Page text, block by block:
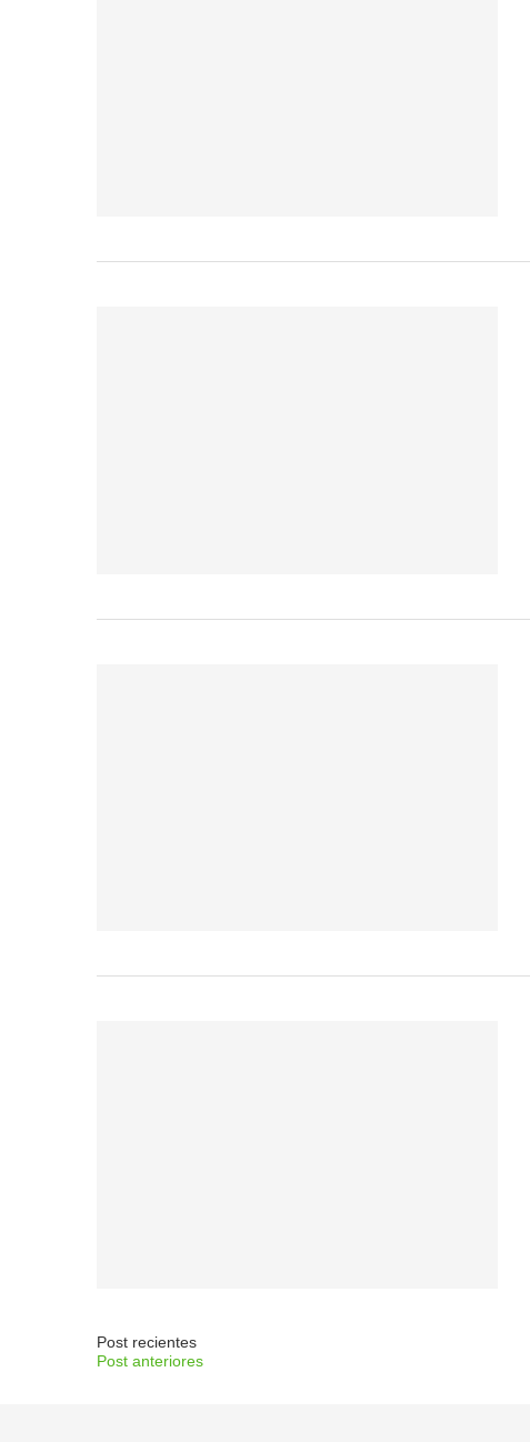
Post recientes
Post anteriores